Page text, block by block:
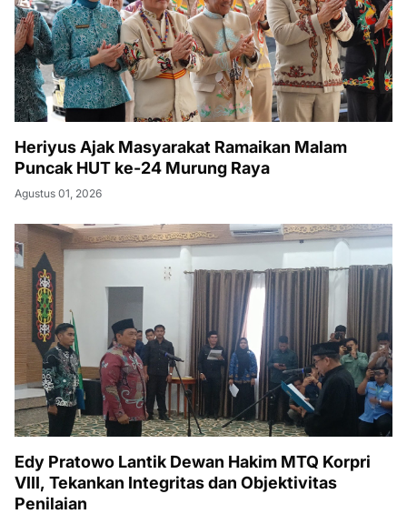
Heriyus Ajak Masyarakat Ramaikan Malam
Puncak HUT ke-24 Murung Raya
Agustus 01, 2026
Edy Pratowo Lantik Dewan Hakim MTQ Korpri
VIII, Tekankan Integritas dan Objektivitas
Penilaian